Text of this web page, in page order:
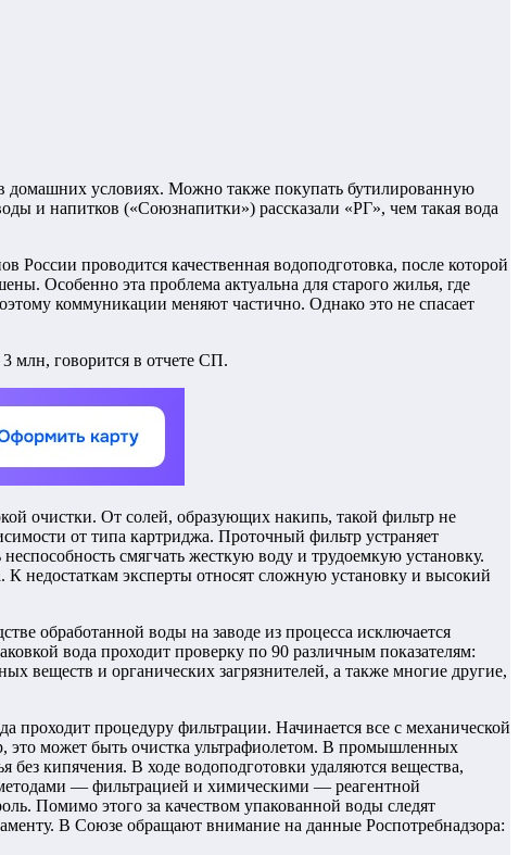
домашних условиях. Можно также покупать бутилированную
и напитков («Союзнапитки») рассказали «РГ», чем такая вода
проводится качественная водоподготовка, после которой
Особенно эта проблема актуальна для старого жилья, где
коммуникации меняют частично. Однако это не спасает
млн, говорится в отчете СП.
очистки. От солей, образующих накипь, такой фильтр не
от типа картриджа. Проточный фильтр устраняет
смягчать жесткую воду и трудоемкую установку.
недостаткам эксперты относят сложную установку и высокий
обработанной воды на заводе из процесса исключается
вода проходит проверку по 90 различным показателям:
веществ и органических загрязнителей, а также многие другие,
процедуру фильтрации. Начинается все с механической
это может быть очистка ультрафиолетом. В промышленных
кипячения. В ходе водоподготовки удаляются вещества,
— фильтрацией и химическими — реагентной
Помимо этого за качеством упакованной воды следят
В Союзе обращают внимание на данные Роспотребнадзора: